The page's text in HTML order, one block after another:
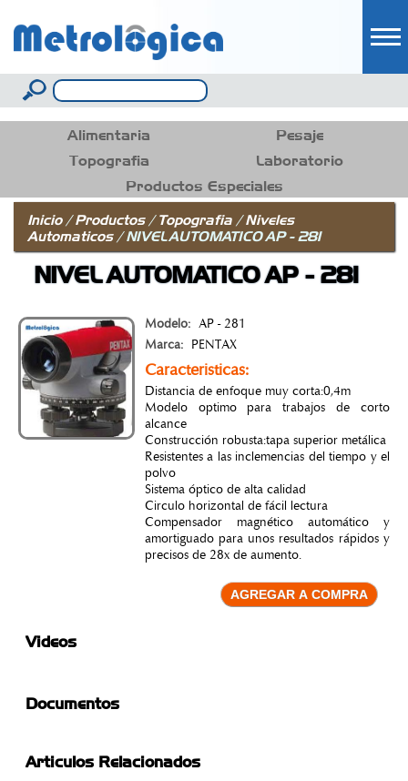
contenido
principal
Formulario de búsqueda
Buscar
Alimentaria Pesaje
Topografia Laboratorio
Productos Especiales
Inicio / Productos / Topografia / Niveles
Automaticos / NIVEL AUTOMATICO AP - 281
NIVEL AUTOMATICO AP - 281
Modelo:
AP - 281
Marca:
PENTAX
Caracteristicas:
Distancia de enfoque muy corta:0,4m
Modelo optimo para trabajos de corto
alcance
Construcción robusta:tapa superior metálica
Resistentes a las inclemencias del tiempo y el
polvo
Sistema óptico de alta calidad
Circulo horizontal de fácil lectura
Compensador magnético automático y
amortiguado para unos resultados rápidos y
precisos de 28x de aumento.
Videos
Documentos
Articulos Relacionados